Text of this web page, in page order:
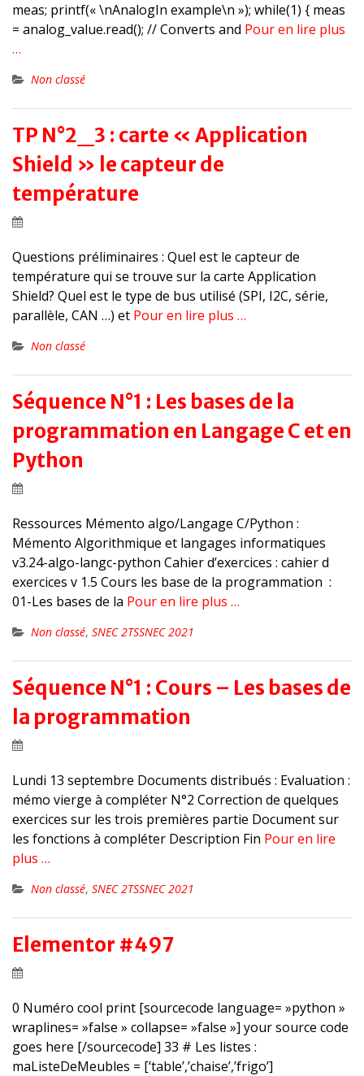
meas; printf(« \nAnalogIn example\n »); while(1) { meas
= analog_value.read(); // Converts and Pour en lire plus
…
Non classé
TP N°2_3 : carte « Application
Shield » le capteur de
température
Questions préliminaires : Quel est le capteur de
température qui se trouve sur la carte Application
Shield? Quel est le type de bus utilisé (SPI, I2C, série,
parallèle, CAN …) et Pour en lire plus …
Non classé
Séquence N°1 : Les bases de la
programmation en Langage C et en
Python
Ressources Mémento algo/Langage C/Python :
Mémento Algorithmique et langages informatiques
v3.24-algo-langc-python Cahier d’exercices : cahier d
exercices v 1.5 Cours les base de la programmation :
01-Les bases de la Pour en lire plus …
Non classé, SNEC 2TSSNEC 2021
Séquence N°1 : Cours – Les bases de
la programmation
Lundi 13 septembre Documents distribués : Evaluation :
mémo vierge à compléter N°2 Correction de quelques
exercices sur les trois premières partie Document sur
les fonctions à compléter Description Fin Pour en lire
plus …
Non classé, SNEC 2TSSNEC 2021
Elementor #497
0 Numéro cool print [sourcecode language= »python »
wraplines= »false » collapse= »false »] your source code
goes here [/sourcecode] 33 # Les listes :
maListeDeMeubles = [‘table’,’chaise’,’frigo’]